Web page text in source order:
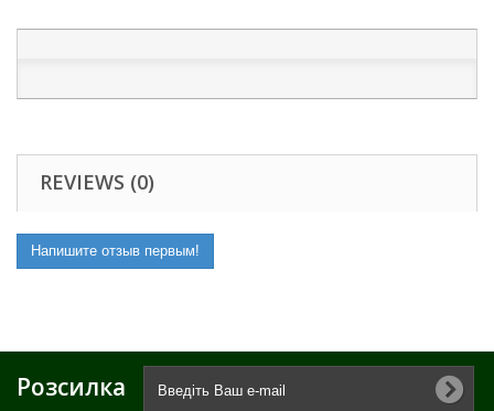
REVIEWS (0)
Напишите отзыв первым!
Розсилка